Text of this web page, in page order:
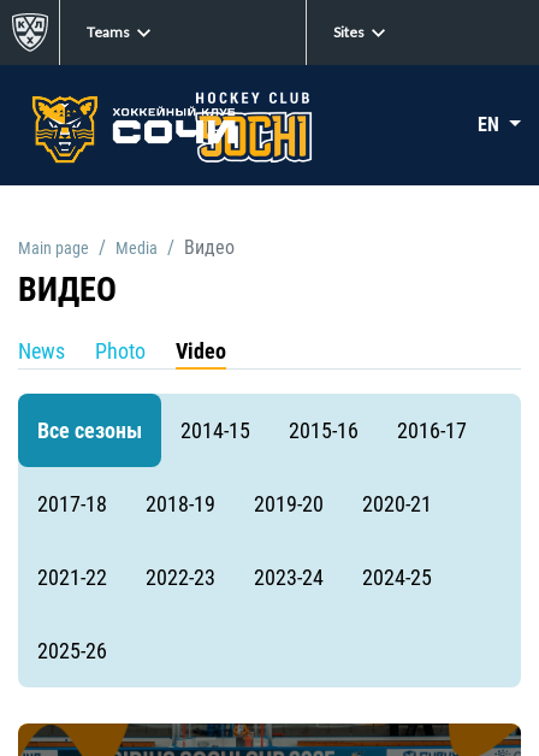
Teams Sites
EN
Main page Media Видео
ВИДЕО
News Photo Video
Все сезоны 2014-15 2015-16 2016-17
2017-18 2018-19 2019-20 2020-21
2021-22 2022-23 2023-24 2024-25
2025-26